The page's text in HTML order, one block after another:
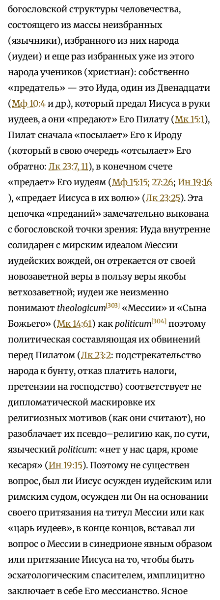
богословской структуры человечества,
состоящего из массы неизбранных
(язычники), избранного из них народа
(иудеи) и еще раз избранных уже из этого
народа учеников (христиан): собственно
«предатель» — это Иуда, один из Двенадцати
(Мф 10:4и др.), который предал Иисуса в руки
иудеев, а они «предают» Его Пилату (Мк 15:1),
Пилат сначала «посылает» Его к Ироду
(который в свою очередь «отсылает» Его
обратно: Лк 23:7, 11), в конечном счете
«предает» Его иудеям (Мф 15:15; 27:26; Ин 19:16
), «предает Иисуса в их волю» (Лк 23:25). Эта
цепочка «преданий» замечательно выкована
с богословской точки зрения: Иуда внутренне
солидарен с мирским идеалом Мессии
иудейских вождей, он отрекается от своей
новозаветной веры в пользу веры якобы
ветхозаветной; иудеи же неизменно
понимают theologicum[303] «Мессии» и «Сына
Божьего» (Мк 14:61) какpoliticum[304] поэтому
политическая составляющая их обвинений
перед Пилатом (Лк 23:2: подстрекательство
народа к бунту, отказ платить налоги,
претензии на господство) соответствует не
дипломатической маскировке их
религиозных мотивов (как они считают), но
разоблачает их псевдо–религию как, по сути,
языческийpoliticum: «нет у нас царя, кроме
кесаря» (Ин 19:15). Поэтому не существен
вопрос, был ли Иисус осужден иудейским или
римским судом, осужден ли Он на основании
своего притязания на титул Мессии или как
«царь иудеев», в конце концов, вставал ли
вопрос о Мессии в синедрионе явным образом
или притязание Иисуса на то, чтобы быть
эсхатологическим спасителем, имплицитно
заключает в себе Его мессианство. Ясное